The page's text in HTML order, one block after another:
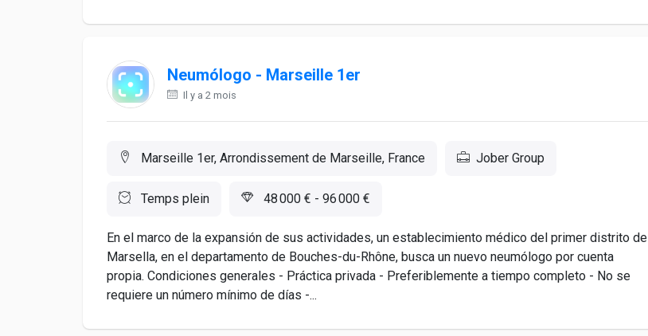
Neumólogo - Marseille 1er
Il y a 2 mois
Marseille 1er, Arrondissement de Marseille, France Jober Group
Temps plein 48 000 € - 96 000 €
En el marco de la expansión de sus actividades, un establecimiento médico del primer distrito de
Marsella, en el departamento de Bouches-du-Rhône, busca un nuevo neumólogo por cuenta
propia. Condiciones generales - Práctica privada - Preferiblemente a tiempo completo - No se
requiere un número mínimo de días -...